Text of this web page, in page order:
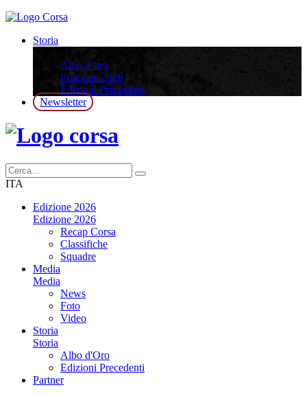
Storia
Albo d’oro
Edizione 2026
Edizioni Precedenti
Newsletter
ITA
Edizione 2026
Edizione 2026
Recap Corsa
Classifiche
Squadre
Media
Media
News
Foto
Video
Storia
Storia
Albo d'Oro
Edizioni Precedenti
Partner